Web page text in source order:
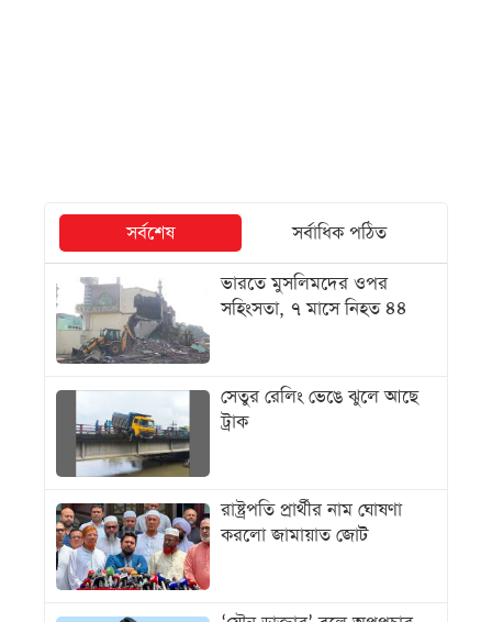
সর্বশেষ
সর্বাধিক পঠিত
ভারতে মুসলিমদের ওপর
সহিংসতা, ৭ মাসে নিহত ৪৪
সেতুর রেলিং ভেঙে ঝুলে আছে
ট্রাক
রাষ্ট্রপতি প্রার্থীর নাম ঘোষণা
করলো জামায়াত জোট